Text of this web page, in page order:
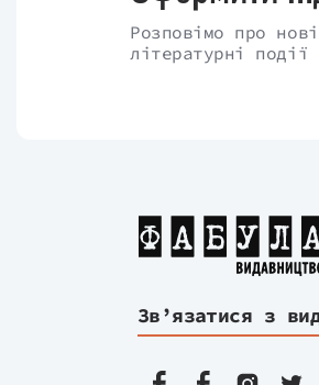
Розповімо про
літературні події
Зв’язатися з